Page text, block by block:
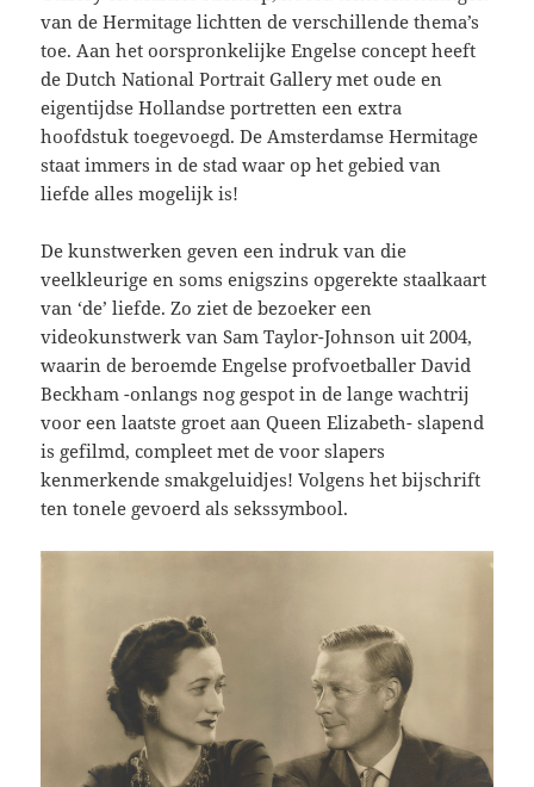
van de Hermitage lichtten de verschillende thema’s
toe. Aan het oorspronkelijke Engelse concept heeft
de Dutch National Portrait Gallery met oude en
eigentijdse Hollandse portretten een extra
hoofdstuk toegevoegd. De Amsterdamse Hermitage
staat immers in de stad waar op het gebied van
liefde alles mogelijk is!
De kunstwerken geven een indruk van die
veelkleurige en soms enigszins opgerekte staalkaart
van ‘de’ liefde. Zo ziet de bezoeker een
videokunstwerk van Sam Taylor-Johnson uit 2004,
waarin de beroemde Engelse profvoetballer David
Beckham -onlangs nog gespot in de lange wachtrij
voor een laatste groet aan Queen Elizabeth- slapend
is gefilmd, compleet met de voor slapers
kenmerkende smakgeluidjes! Volgens het bijschrift
ten tonele gevoerd als sekssymbool.